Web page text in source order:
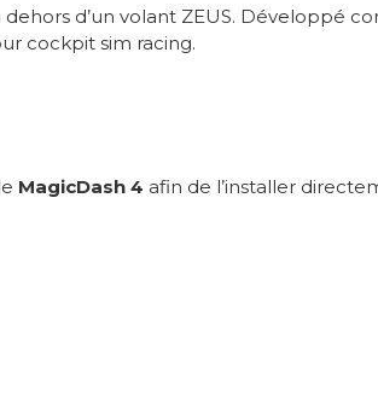
dehors d’un volant ZEUS. Développé
cockpit sim racing.
MagicDash 4 afin de l’installer